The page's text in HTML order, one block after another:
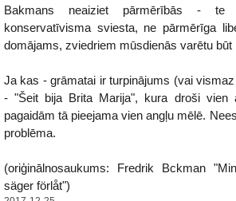
Bakmans neaiziet pārmērībās - te
konservatīvisma sviesta, ne pārmērīga
domājams, zviedriem mūsdienās varētu būt
Ja kas - grāmatai ir turpinājums (vai
- "Šeit bija Brita Marija", kura droši vien
pagaidām tā pieejama vien angļu mēlē.
problēma.
(oriģinālnosaukums: Fredrik Bckman
säger förlåt")